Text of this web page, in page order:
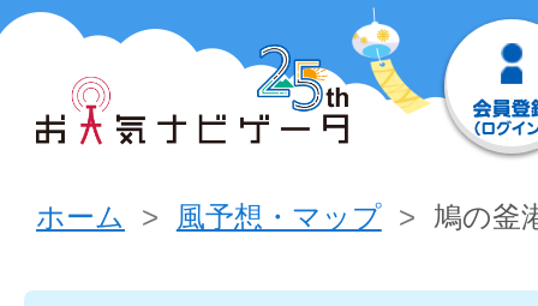
ホーム 風予想・マップ 鳩の釜